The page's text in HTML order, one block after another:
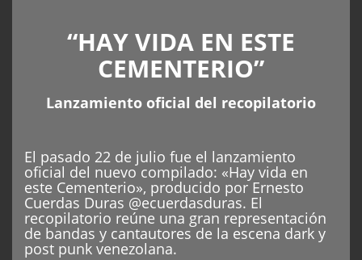
“HAY VIDA EN ESTE
CEMENTERIO”
Lanzamiento oficial del recopilatorio
El pasado 22 de julio fue el lanzamiento
oficial del nuevo compilado: «Hay vida en
este Cementerio», producido por Ernesto
Cuerdas Duras @ecuerdasduras. El
recopilatorio reúne una gran representación
de bandas y cantautores de la escena dark y
post punk venezolana.